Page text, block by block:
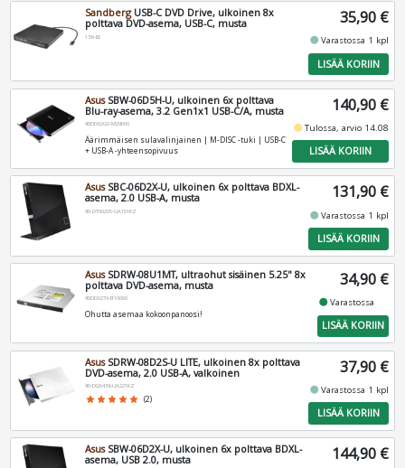
SandbergUSB-C DVD Drive, ulkoinen 8x
polttava DVD-asema, USB-C, musta
136-62
35,90 €
fiber_manual_recordVarastossa 1 kpl
LISÄÄ KORIIN
AsusSBW-06D5H-U, ulkoinen 6x polttava
Blu-ray-asema, 3.2 Gen1x1 USB-C/A, musta
90DD02G0-M29000
Äärimmäisen sulavalinjainen | M-DISC -tuki | USB-C
+ USB-A -yhteensopivuus
140,90 €
fiber_manual_recordTulossa, arvio 14.08
LISÄÄ KORIIN
AsusSBC-06D2X-U, ulkoinen 6x polttava BDXL-
asema, 2.0 USB-A, musta
90-DT00205-UA151KZ
131,90 €
fiber_manual_recordVarastossa 1 kpl
LISÄÄ KORIIN
AsusSDRW-08U1MT, ultraohut sisäinen 5.25" 8x
polttava DVD-asema, musta
90DD027X-B10000
Ohutta asemaa kokoonpanoosi!
34,90 €
fiber_manual_recordVarastossa
LISÄÄ KORIIN
AsusSDRW-08D2S-U LITE, ulkoinen 8x polttava
DVD-asema, 2.0 USB-A, valkoinen
90-DQ0436-UA221KZ
star star star star star (2)
37,90 €
fiber_manual_recordVarastossa 1 kpl
LISÄÄ KORIIN
AsusSBW-06D2X-U, ulkoinen 6x polttava BDXL-
asema, USB 2.0, musta
144,90 €